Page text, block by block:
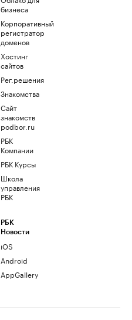
бизнеса
Корпоративный
регистратор
доменов
Хостинг
сайтов
Рег.решения
Знакомства
Сайт
знакомств
podbor.ru
РБК
Компании
РБК Курсы
Школа
управления
РБК
РБК
Новости
iOS
Android
AppGallery